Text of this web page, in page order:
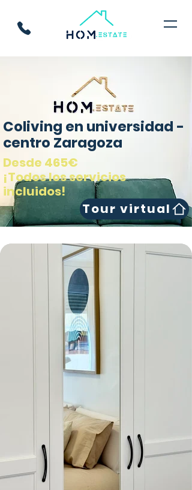
Coliving en universidad -
centro Zaragoza
Desde 465€
¡Todos los servicios
incluidos!
Tour virtual